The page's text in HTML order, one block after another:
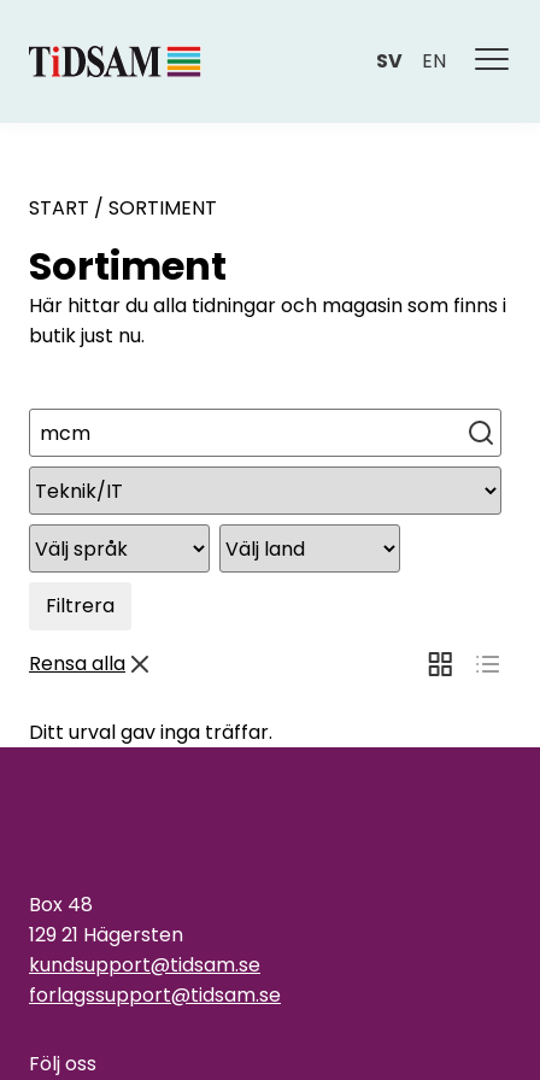
SV EN
START / SORTIMENT
Sortiment
Här hittar du alla tidningar och magasin som finns i
butik just nu.
Sök
Filtrera
Rensa alla
Ditt urval gav inga träffar.
Box 48
129 21 Hägersten
kundsupport@tidsam.se
forlagssupport@tidsam.se
Följ oss